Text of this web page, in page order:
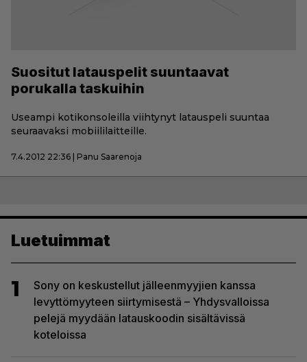
Suositut latauspelit suuntaavat
porukalla taskuihin
Useampi kotikonsoleilla viihtynyt latauspeli suuntaa
seuraavaksi mobiililaitteille.
7.4.2012 22:36 | Panu Saarenoja
Luetuimmat
1
Sony on keskustellut jälleenmyyjien kanssa
levyttömyyteen siirtymisestä – Yhdysvalloissa
pelejä myydään latauskoodin sisältävissä
koteloissa